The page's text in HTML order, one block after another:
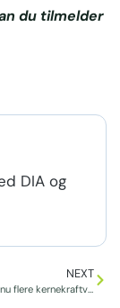
du tilmelder
DIA og
NEXT
Japan genstarter nu flere kernekraftværker